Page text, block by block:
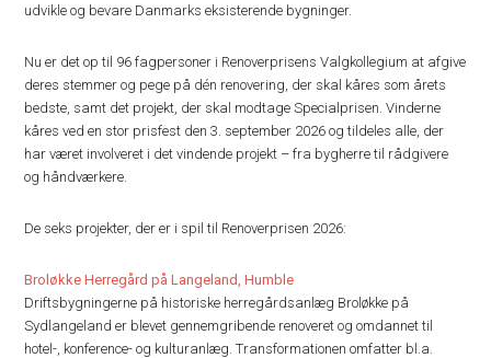
udvikle og bevare Danmarks eksisterende bygninger.
Nu er det op til 96 fagpersoner i Renoverprisens Valgkollegium at afgive
deres stemmer og pege på dén renovering, der skal kåres som årets
bedste, samt det projekt, der skal modtage Specialprisen. Vinderne
kåres ved en stor prisfest den 3. september 2026 og tildeles alle, der
har været involveret i det vindende projekt – fra bygherre til rådgivere
og håndværkere.
De seks projekter, der er i spil til Renoverprisen 2026:
Broløkke Herregård på Langeland, Humble
Driftsbygningerne på historiske herregårdsanlæg Broløkke på
Sydlangeland er blevet gennemgribende renoveret og omdannet til
hotel-, konference- og kulturanlæg. Transformationen omfatter bl.a.